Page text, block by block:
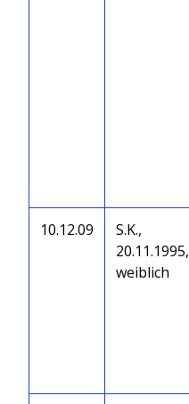
10.12.09
S.K.,
20.11.1995,
weiblich